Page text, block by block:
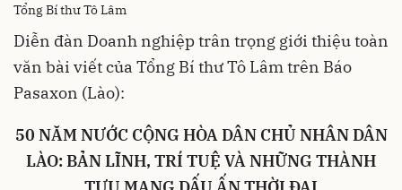
Tổng Bí thư Tô Lâm
Diễn đàn Doanh nghiệp trân trọng giới thiệu toàn
văn bài viết của Tổng Bí thư Tô Lâm trên Báo
Pasaxon (Lào):
50 NĂM NƯỚC CỘNG HÒA DÂN CHỦ NHÂN DÂN
LÀO: BẢN LĨNH, TRÍ TUỆ VÀ NHỮNG THÀNH